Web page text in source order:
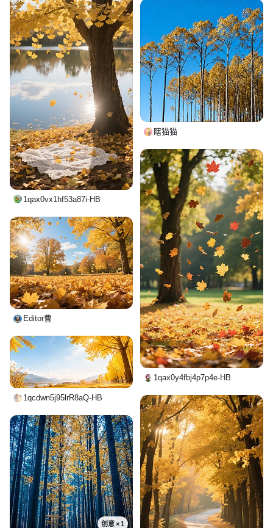
1qax0vx1hf53a87i-HB
瞎猫猫
1qax0y4fbj4p7p4e-HB
Editor曹
1qcdwn5j95lrR8aQ-HB
创意 × 1